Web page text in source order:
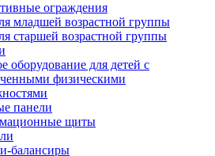
ограждения
младшей возрастной группы
старшей возрастной группы
оборудование для детей с
физическими
панели
щиты
балансиры